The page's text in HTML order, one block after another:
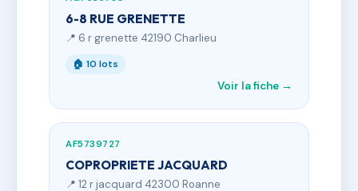
6-8 RUE GRENETTE
📍 6 r grenette 42190 Charlieu
🏠 10 lots
Voir la fiche →
AF5739727
COPROPRIETE JACQUARD
📍 12 r jacquard 42300 Roanne